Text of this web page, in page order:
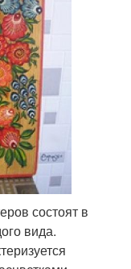
состоят в
вида.